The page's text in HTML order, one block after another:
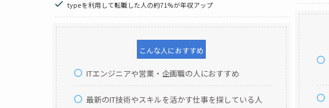
typeを利用して転職した人の約71%が年収アップ
こんな人におすすめ
ITエンジニアや営業・企画職の人におすすめ
最新のIT技術やスキルを活かす仕事を探している人